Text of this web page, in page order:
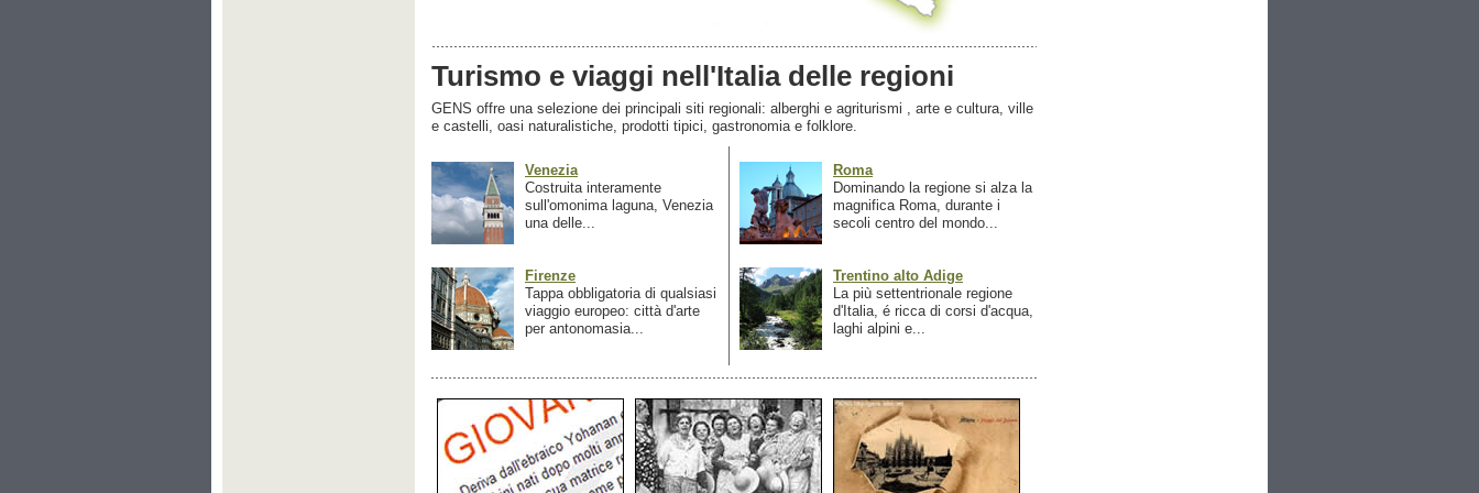
Turismo e viaggi nell'Italia delle regioni
GENS offre una selezione dei principali siti regionali: alberghi e agriturismi , arte e cultura, ville
e castelli, oasi naturalistiche, prodotti tipici, gastronomia e folklore.
Venezia
Costruita interamente
sull'omonima laguna, Venezia
una delle...
Firenze
Tappa obbligatoria di qualsiasi
viaggio europeo: città d'arte
per antonomasia...
Roma
Dominando la regione si alza la
magnifica Roma, durante i
secoli centro del mondo...
Trentino alto Adige
La più settentrionale regione
d'Italia, é ricca di corsi d'acqua,
laghi alpini e...